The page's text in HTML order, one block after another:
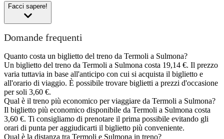
Facci sapere!
Domande frequenti
Quanto costa un biglietto del treno da Termoli a Sulmona?
Un biglietto del treno da Termoli a Sulmona costa 19,14 €. Il prezzo
varia tuttavia in base all'anticipo con cui si acquista il biglietto e
all'orario di viaggio. È possibile trovare biglietti a prezzi d'occasione
per soli 3,60 €.
Qual è il treno più economico per viaggiare da Termoli a Sulmona?
Il biglietto più economico disponibile da Termoli a Sulmona costa
3,60 €. Ti consigliamo di prenotare il prima possibile evitando gli
orari di punta per aggiudicarti il biglietto più conveniente.
Qual è la distanza tra Termoli e Sulmona in treno?